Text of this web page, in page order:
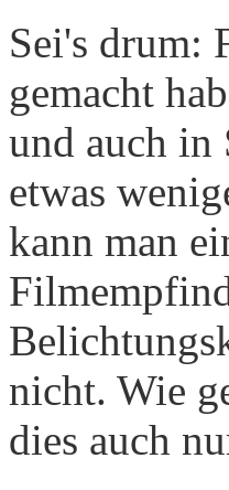
Sei's drum:
gemacht
und auch in
etwas
kann man
nicht. Wie
dies auch